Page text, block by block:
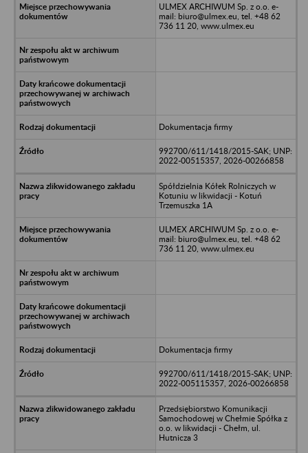
ULMEX ARCHIWUM Sp. z o.o. e-
mail: biuro@ulmex.eu, tel. +48 62
736 11 20, www.ulmex.eu
Dokumentacja firmy
992700/611/1418/2015-SAK; UNP:
2022-00515357, 2026-00266858
Spółdzielnia Kółek Rolniczych w
Kotuniu w likwidacji - Kotuń
Trzemuszka 1A
ULMEX ARCHIWUM Sp. z o.o. e-
mail: biuro@ulmex.eu, tel. +48 62
736 11 20, www.ulmex.eu
Dokumentacja firmy
992700/611/1418/2015-SAK; UNP:
2022-005115357, 2026-00266858
Przedsiębiorstwo Komunikacji
Samochodowej w Chełmie Spółka z
o.o. w likwidacji - Chełm, ul.
Hutnicza 3